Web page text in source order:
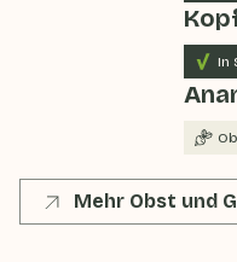
In
Mehr Obst und